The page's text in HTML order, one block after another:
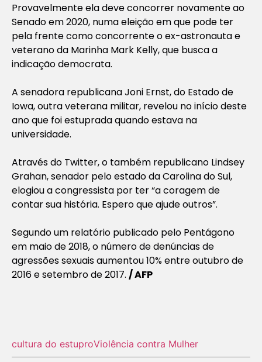
Provavelmente ela deve concorrer novamente ao
Senado em 2020, numa eleição em que pode ter
pela frente como concorrente o ex-astronauta e
veterano da Marinha Mark Kelly, que busca a
indicação democrata.
A senadora republicana Joni Ernst, do Estado de
Iowa, outra veterana militar, revelou no início deste
ano que foi estuprada quando estava na
universidade.
Através do Twitter, o também republicano Lindsey
Grahan, senador pelo estado da Carolina do Sul,
elogiou a congressista por ter “a coragem de
contar sua história. Espero que ajude outros”.
Segundo um relatório publicado pelo Pentágono
em maio de 2018, o número de denúncias de
agressões sexuais aumentou 10% entre outubro de
2016 e setembro de 2017. / AFP
cultura do estuproViolência contra Mulher